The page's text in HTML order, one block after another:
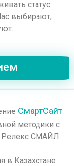
статус
выбирают,
СмартСайт
методики с
Релекс СМАЙЛ
в Казахстане